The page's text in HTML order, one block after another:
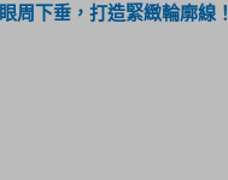
眼周下垂，打造緊緻輪廓線！